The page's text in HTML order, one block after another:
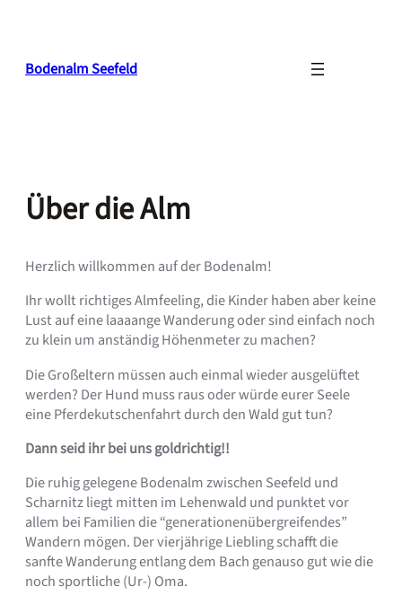
Bodenalm Seefeld
Über die Alm
Herzlich willkommen auf der Bodenalm!
Ihr wollt richtiges Almfeeling, die Kinder haben aber keine
Lust auf eine laaaange Wanderung oder sind einfach noch
zu klein um anständig Höhenmeter zu machen?
Die Großeltern müssen auch einmal wieder ausgelüftet
werden? Der Hund muss raus oder würde eurer Seele
eine Pferdekutschenfahrt durch den Wald gut tun?
Dann seid ihr bei uns goldrichtig!!
Die ruhig gelegene Bodenalm zwischen Seefeld und
Scharnitz liegt mitten im Lehenwald und punktet vor
allem bei Familien die “generationenübergreifendes”
Wandern mögen. Der vierjährige Liebling schafft die
sanfte Wanderung entlang dem Bach genauso gut wie die
noch sportliche (Ur-) Oma.